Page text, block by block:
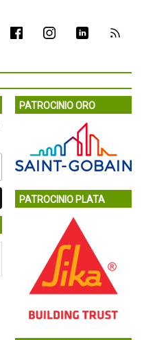
PATROCINIO ORO
PATROCINIO PLATA